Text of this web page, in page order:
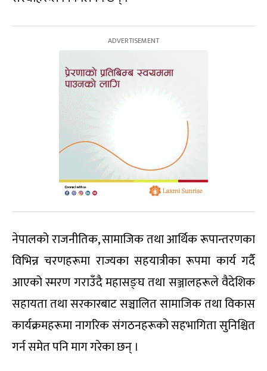
नेपालको राजनीतिक, सामाजिक तथा आर्थिक रूपान्तरणका
विभिन्न चरणहरूमा राज्यका सहयात्रीका रूपमा कार्य गर्दै
आएको स्मरण गराउँदै महासङ्घ तथा सञ्जालहरूले वैदेशिक
सहायता तथा सरकारबाट सञ्चालित सामाजिक तथा विकास
कार्यक्रमहरूमा नागरिक संगठनहरूको सहभागिता सुनिश्चित
गर्न समेत पनि माग गरेका छन् ।